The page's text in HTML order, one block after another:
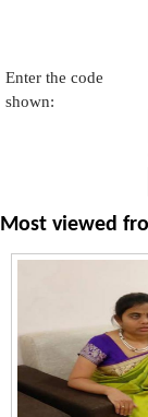
Enter the code
shown:
Most viewed